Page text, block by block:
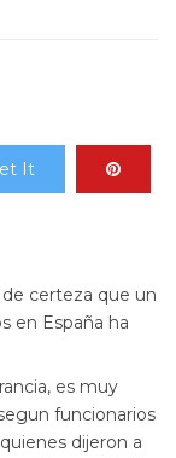
It
certeza que un
en España ha
es muy
funcionarios
dijeron a